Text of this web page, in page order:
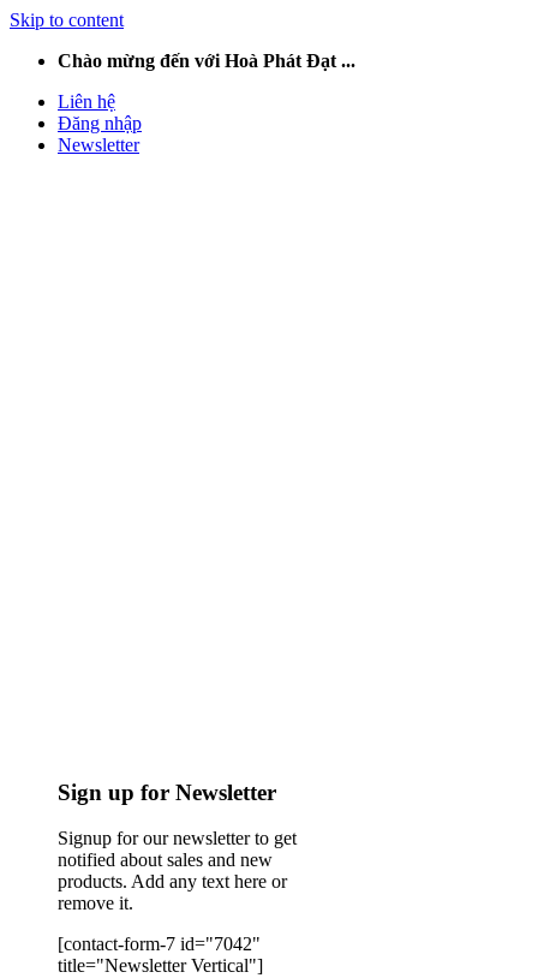
Skip to content
Chào mừng đến với Hoà Phát Đạt ...
Liên hệ
Đăng nhập
Newsletter
Sign up for Newsletter
Signup for our newsletter to get
notified about sales and new
products. Add any text here or
remove it.
[contact-form-7 id="7042"
title="Newsletter Vertical"]